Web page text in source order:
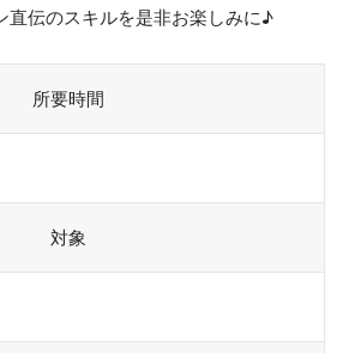
直伝のスキルを是非お楽しみに♪
所要時間
対象